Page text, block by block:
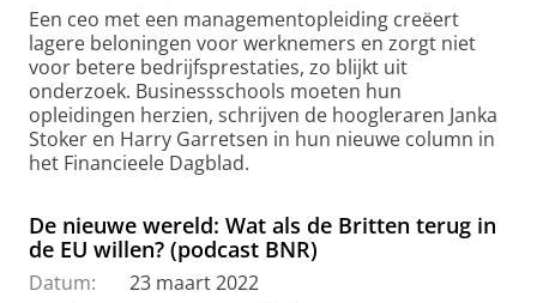
Een ceo met een managementopleiding creëert
lagere beloningen voor werknemers en zorgt niet
voor betere bedrijfsprestaties, zo blijkt uit
onderzoek. Businessschools moeten hun
opleidingen herzien, schrijven de hoogleraren Janka
Stoker en Harry Garretsen in hun nieuwe column in
het Financieele Dagblad.
De nieuwe wereld: Wat als de Britten terug in
de EU willen? (podcast BNR)
Datum:
23 maart 2022